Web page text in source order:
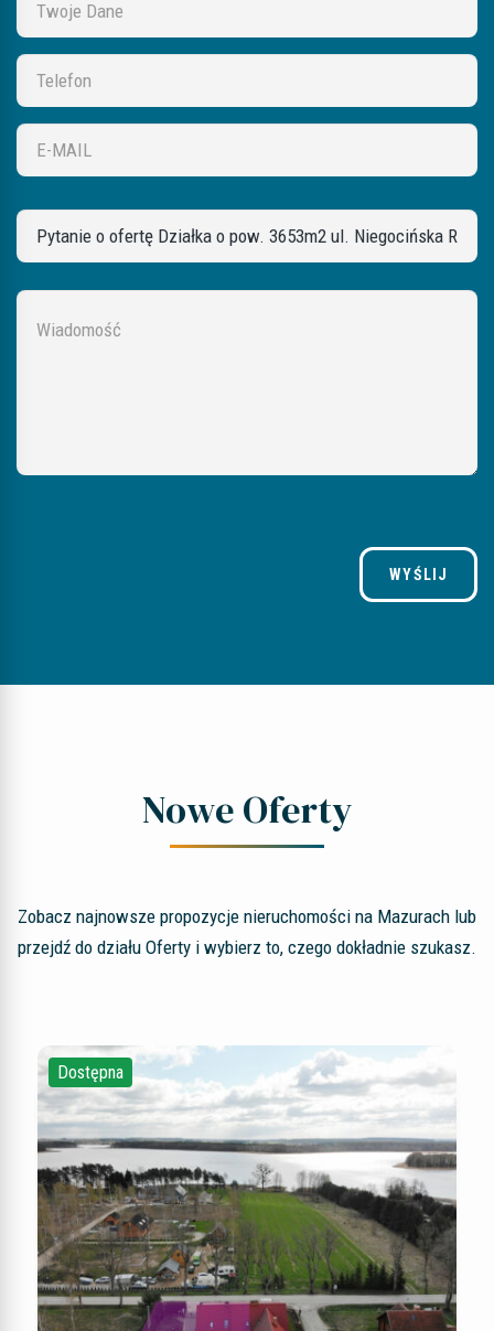
WYŚLIJ
Nowe Oferty
Zobacz najnowsze propozycje nieruchomości na Mazurach lub
przejdź do działu Oferty i wybierz to, czego dokładnie szukasz.
Dostępna